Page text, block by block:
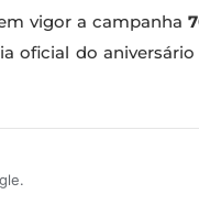
vigor a campanha
oficial do